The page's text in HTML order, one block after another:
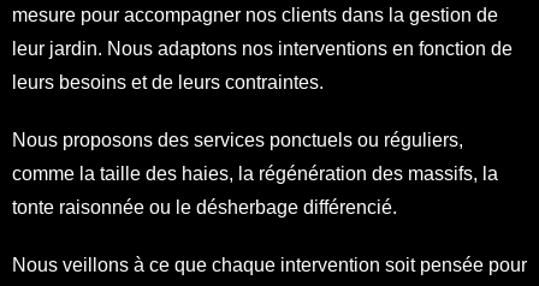
mesure pour accompagner nos clients dans la gestion de
leur jardin. Nous adaptons nos interventions en fonction de
leurs besoins et de leurs contraintes.
Nous proposons des services ponctuels ou réguliers,
comme la taille des haies, la régénération des massifs, la
tonte raisonnée ou le désherbage différencié.
Nous veillons à ce que chaque intervention soit pensée pour